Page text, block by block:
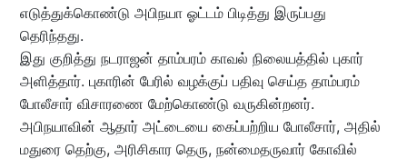
எடுத்துக்கொண்டு அபிநயா ஓட்டம் பிடித்து இருப்பது
தெரிந்தது.
இது குறித்து நடராஜன் தாம்பரம் காவல் நிலையத்தில் புகார்
அளித்தார். புகாரின் பேரில் வழக்குப் பதிவு செய்த தாம்பரம்
போலீசார் விசாரணை மேற்கொண்டு வருகின்றனர்.
அபிநயாவின் ஆதார் அட்டையை கைப்பற்றிய போலீசார், அதில்
மதுரை தெற்கு, அரிசிகார தெரு, நன்மைதருவார் கோவில்